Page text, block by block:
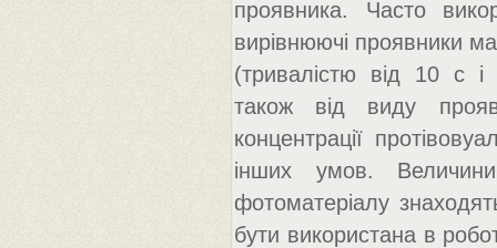
проявника. Часто
вирівнюючі проявники
(тривалістю від 10 с і
також від виду
концентрації
інших умов. Величини
фотоматеріалу
бути використана в